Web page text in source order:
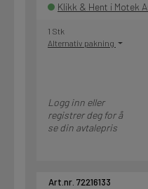
Klikk & Hent i Motek
1 Stk
Alternativ pakning
Logg inn eller
registrer deg for å
se din avtalepris
Art.nr. 72216133